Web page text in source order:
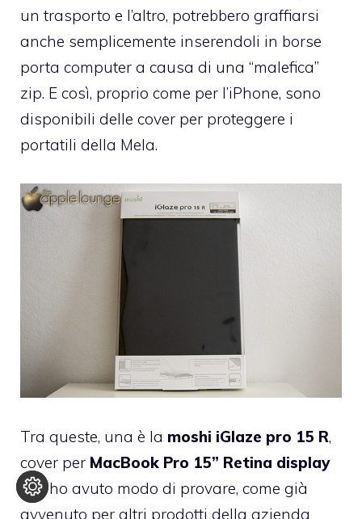
un trasporto e l’altro, potrebbero graffiarsi
anche semplicemente inserendoli in borse
porta computer a causa di una “malefica”
zip. E così, proprio come per l’iPhone, sono
disponibili delle cover per proteggere i
portatili della Mela.
Tra queste, una è la moshi iGlaze pro 15 R,
cover per MacBook Pro 15” Retina display
che ho avuto modo di provare, come già
avvenuto per altri prodotti della azienda